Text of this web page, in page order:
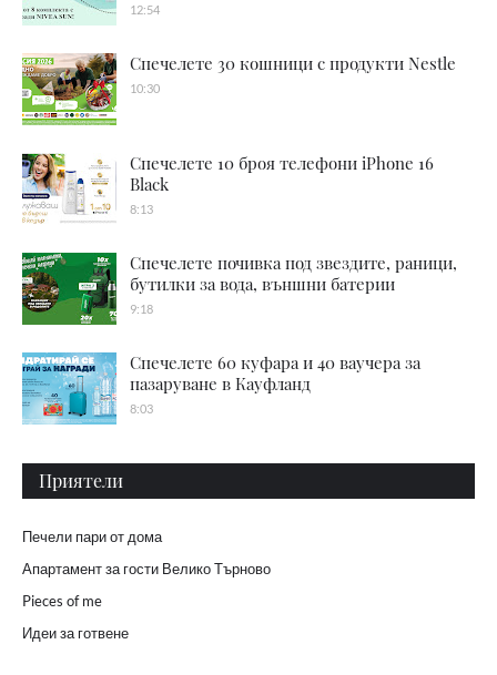
12:54
Спечелете 30 кошници с продукти Nestle
10:30
Спечелете 10 броя телефони iPhone 16
Black
8:13
Спечелете почивка под звездите, раници,
бутилки за вода, външни батерии
9:18
Спечелете 60 куфара и 40 ваучера за
пазаруване в Кауфланд
8:03
Приятели
Печели пари от дома
Апартамент за гости Велико Търново
Pieces of me
Идеи за готвене